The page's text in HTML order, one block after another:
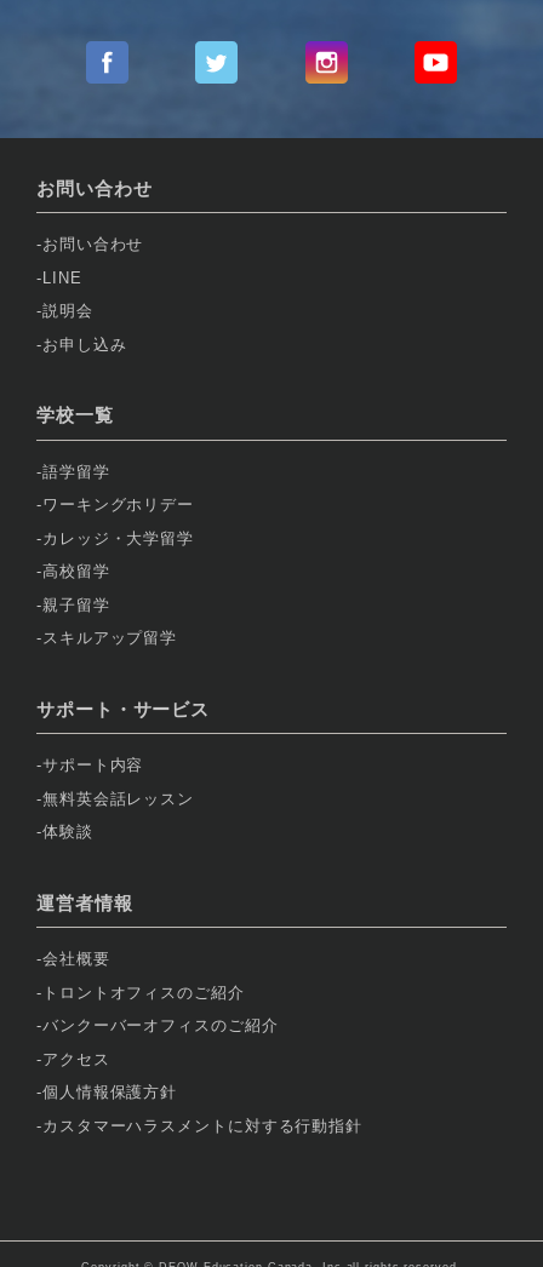
お問い合わせ
お問い合わせ
LINE
説明会
お申し込み
学校一覧
語学留学
ワーキングホリデー
カレッジ・大学留学
高校留学
親子留学
スキルアップ留学
サポート・サービス
サポート内容
無料英会話レッスン
体験談
運営者情報
会社概要
トロントオフィスのご紹介
バンクーバーオフィスのご紹介
アクセス
個人情報保護方針
カスタマーハラスメントに対する行動指針